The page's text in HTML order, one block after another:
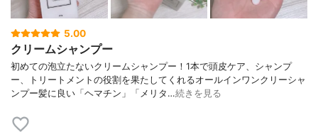
5.00
クリームシャンプー
初めての泡立たないクリームシャンプー！1本で頭皮ケア、シャンプ
ー、トリートメントの役割を果たしてくれるオールインワンクリーシャ
ンプー髪に良い「ヘマチン」「メリタ…続きを見る